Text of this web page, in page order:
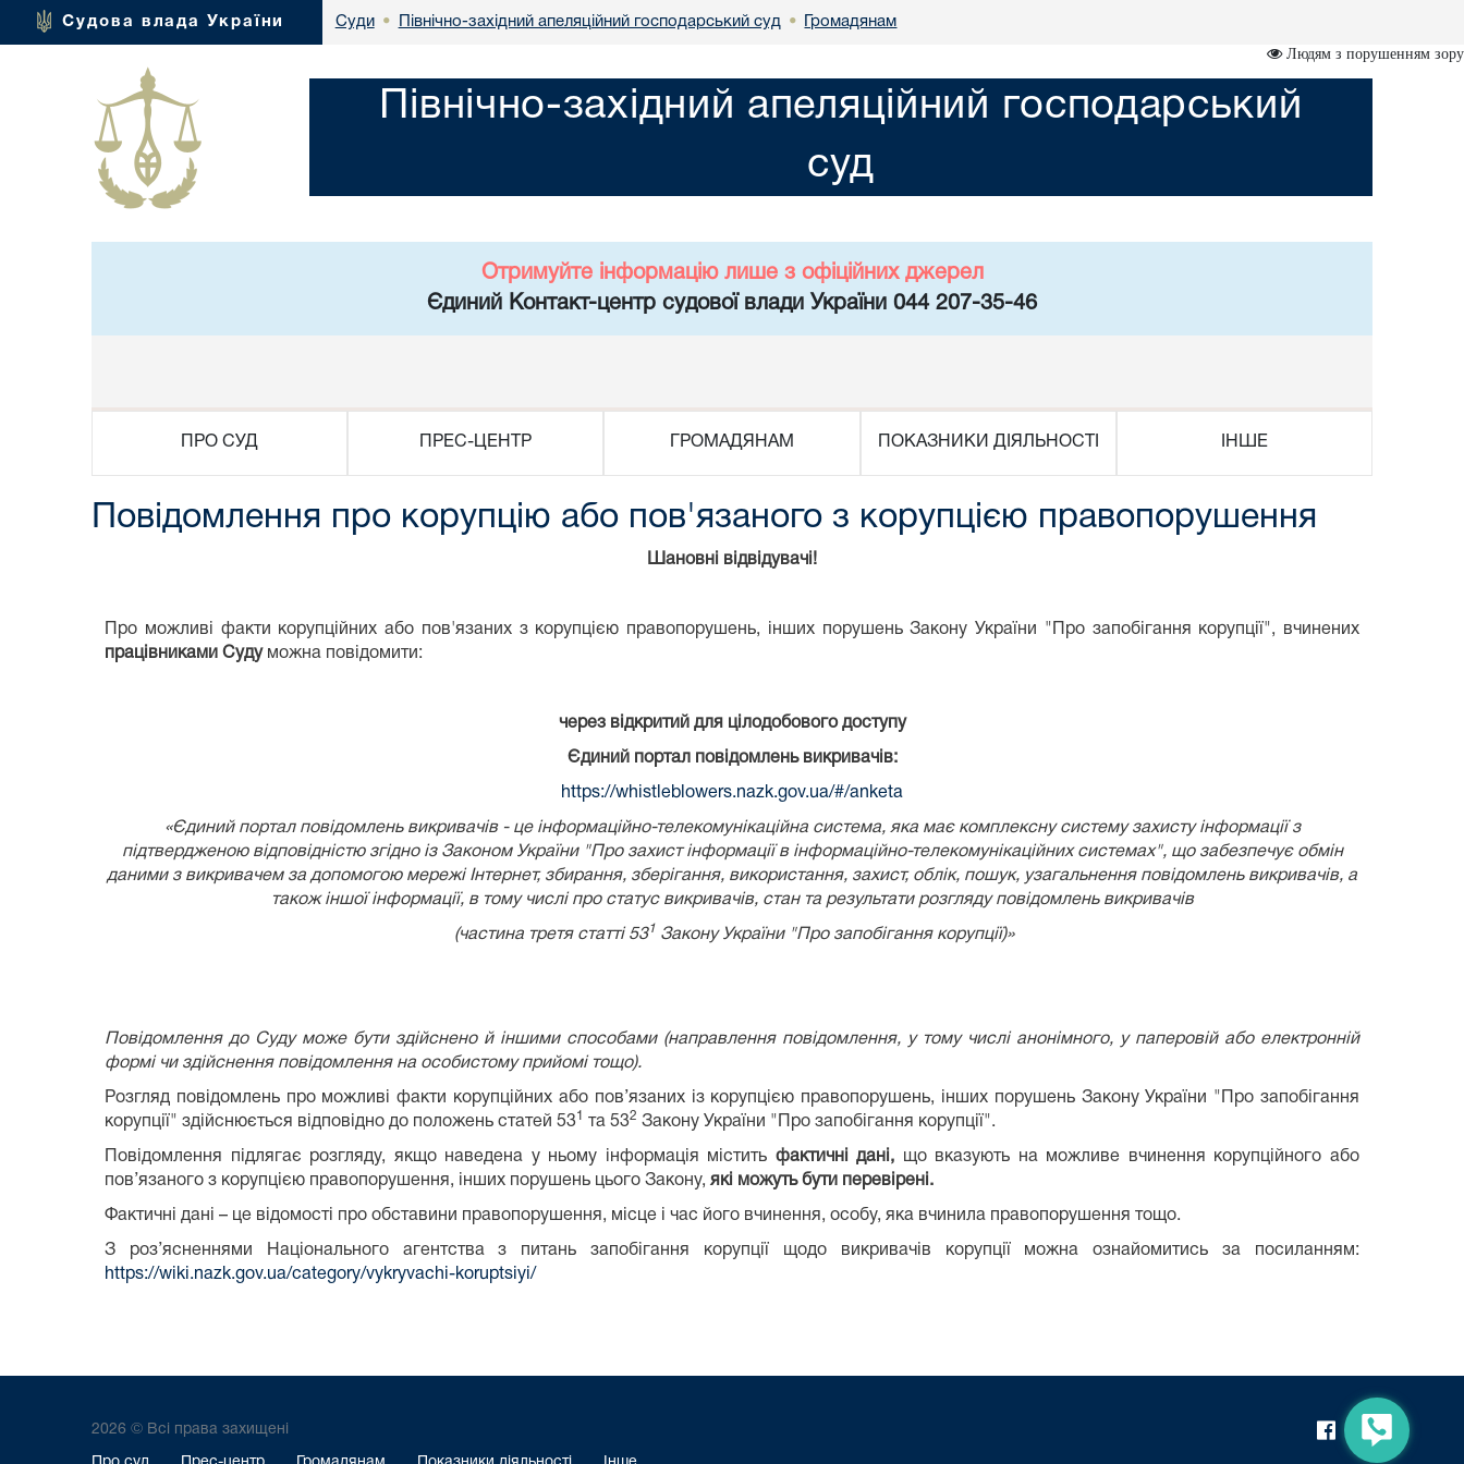
Судова влада України Суди • Північно-західний апеляційний господарський суд • Громадянам
Людям з порушенням зору
Північно-західний апеляційний господарський
суд
Отримуйте інформацію лише з офіційних джерел
Єдиний Контакт-центр судової влади України 044 207-35-46
ПРО СУД ПРЕС-ЦЕНТР ГРОМАДЯНАМ ПОКАЗНИКИ ДІЯЛЬНОСТІ ІНШЕ
Повідомлення про корупцію або пов'язаного з корупцією правопорушення
Шановні відвідувачі!
Про можливі факти корупційних або пов'язаних з корупцією правопорушень, інших порушень Закону України "Про запобігання корупції", вчинених
працівниками Судуможна повідомити:
через відкритий для цілодобового доступу
Єдиний портал повідомлень викривачів:
https://whistleblowers.nazk.gov.ua/#/anketa
«Єдиний портал повідомлень викривачів - це інформаційно-телекомунікаційна система, яка має комплексну систему захисту інформації з
підтвердженою відповідністю згідно із Законом України"Про захист інформації в інформаційно-телекомунікаційних системах", що забезпечує обмін
даними з викривачем за допомогою мережі Інтернет, збирання, зберігання, використання, захист, облік, пошук, узагальнення повідомлень викривачів, а
також іншої інформації, в тому числі про статус викривачів, стан та результати розгляду повідомлень викривачів
(частина третя статті 531 Закону України "Про запобігання корупції)»
Повідомлення до Суду може бути здійснено й іншими способами (направлення повідомлення, у тому числі анонімного, у паперовій або електронній
формі чи здійснення повідомлення на особистому прийомі тощо).
Розгляд повідомлень про можливі факти корупційних або пов’язаних із корупцією правопорушень, інших порушень Закону України "Про запобігання
корупції" здійснюється відповідно до положень статей 531 та 532 Закону України "Про запобігання корупції".
Повідомлення підлягає розгляду, якщо наведена у ньому інформація містить фактичні дані, що вказують на можливе вчинення корупційного або
пов’язаного з корупцією правопорушення, інших порушень цього Закону, які можуть бути перевірені.
Фактичні дані – це відомості про обставини правопорушення, місце і час його вчинення, особу, яка вчинила правопорушення тощо.
З роз’ясненнями Національного агентства з питань запобігання корупції щодо викривачів корупції можна ознайомитись за посиланням:
https://wiki.nazk.gov.ua/category/vykryvachi-koruptsiyi/
2026 © Всі права захищені